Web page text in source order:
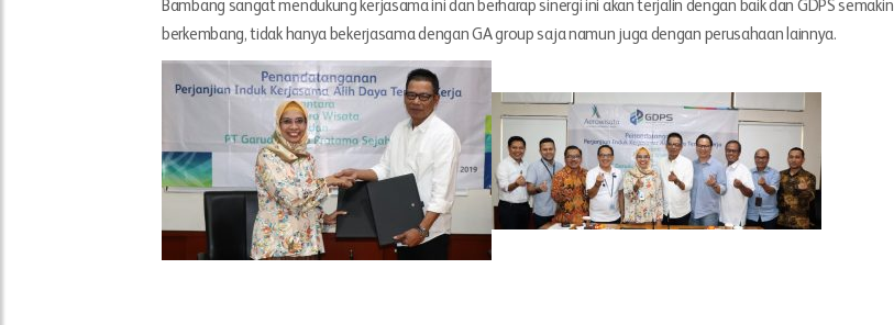
Bambang sangat mendukung kerjasama ini dan berharap sinergi ini akan terjalin dengan baik dan GDPS semakin
berkembang, tidak hanya bekerjasama dengan GA group saja namun juga dengan perusahaan lainnya.